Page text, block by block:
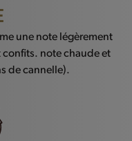
une note légèrement
confits. note chaude et
de cannelle).